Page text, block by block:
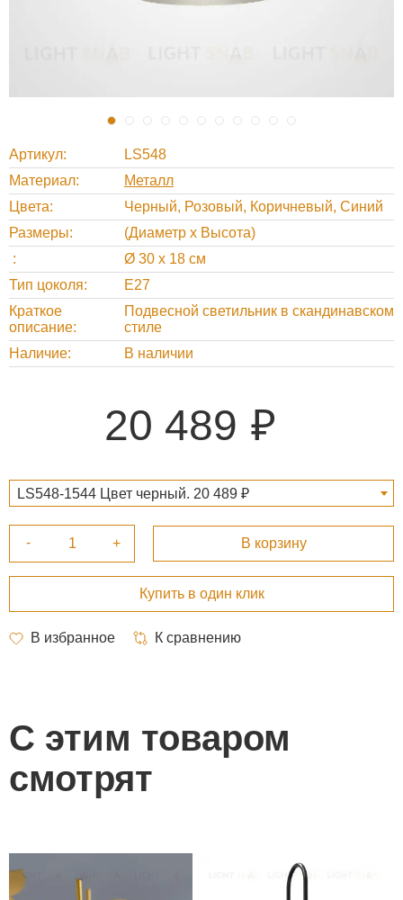
Артикул
LS548
Материал
Металл
Цвета
Черный, Розовый, Коричневый, Синий
Размеры
(Диаметр х Высота)
Ø 30 х 18 см
Тип цоколя
E27
Краткое
описание
Подвесной светильник в скандинавском
стиле
Наличие
В наличии
20 489
LS548-1544 Цвет черный. 20 489 ₽
С этим товаром
смотрят